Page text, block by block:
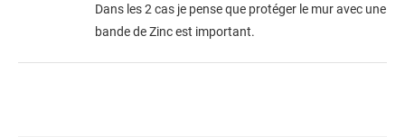
Dans les 2 cas je pense que protéger le mur avec une
bande de Zinc est important.